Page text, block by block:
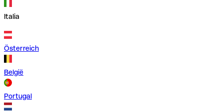
Italia
Österreich
België
Portugal